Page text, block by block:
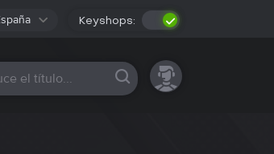
Keyshops:
plataformas